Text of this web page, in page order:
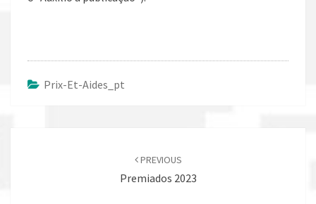
Prix-Et-Aides_pt
PREVIOUS
Premiados 2023